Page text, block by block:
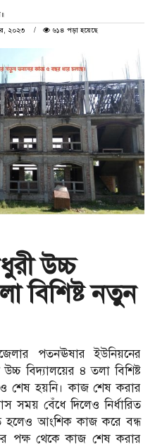
২০২৩
৬১৪ পড়া হয়েছে
উচ্চ
বিশিষ্ট নতুন
পতনঊষার ইউনিয়নের
বিদ্যালয়ের ৪ তলা বিশিষ্ট
শেষ হয়নি। কাজ শেষ করার
সময় বেঁধে দিলেও নির্ধারিত
হলেও আংশিক কাজ করে বন্ধ
পক্ষ থেকে কাজ শেষ করার